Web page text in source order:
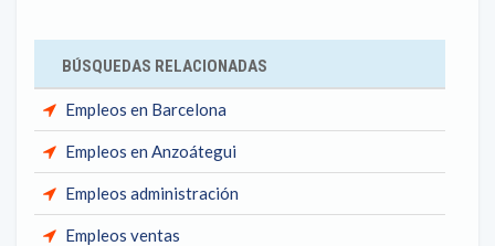
BÚSQUEDAS RELACIONADAS
Empleos en Barcelona
Empleos en Anzoátegui
Empleos administración
Empleos ventas